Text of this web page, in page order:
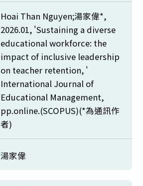
Hoai Than Nguyen;湯家偉*,
2026.01, 'Sustaining a diverse
educational workforce: the
impact of inclusive leadership
on teacher retention, '
International Journal of
Educational Management,
pp.online.(SCOPUS)(*為通訊作
者)
湯家偉